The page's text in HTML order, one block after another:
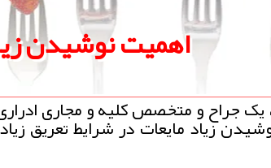
اهمیت نوشیدن
یک جراح و متخصص کلیه و مجاری
زیاد مایعات در شرایط تعریق